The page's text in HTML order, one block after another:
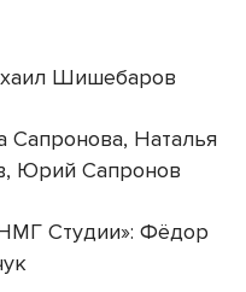
Шишебаров
Сапронова, Наталья
Юрий Сапронов
Студии»: Фёдор